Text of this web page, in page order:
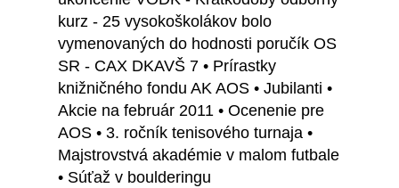
kurz - 25 vysokoškolákov bolo
vymenovaných do hodnosti poručík OS
SR - CAX DKAVŠ 7 • Prírastky
knižničného fondu AK AOS • Jubilanti •
Akcie na február 2011 • Ocenenie pre
AOS • 3. ročník tenisového turnaja •
Majstrovstvá akadémie v malom futbale
• Súťaž v boulderingu